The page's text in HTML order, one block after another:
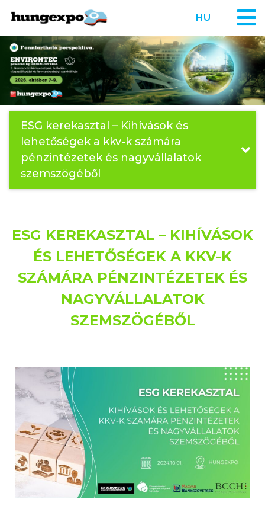
HU
ESG kerekasztal – Kihívások és
lehetőségek a kkv-k számára
pénzintézetek és nagyvállalatok
szemszögéből
ESG KEREKASZTAL – KIHÍVÁSOK
ÉS LEHETŐSÉGEK A KKV-K
SZÁMÁRA PÉNZINTÉZETEK ÉS
NAGYVÁLLALATOK
SZEMSZÖGÉBŐL